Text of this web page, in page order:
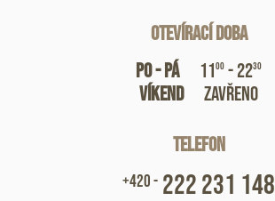
Otevírací doba
Po - Pá
1100 - 2230
Víkend zavřeno
Telefon
+420 - 222 231 148